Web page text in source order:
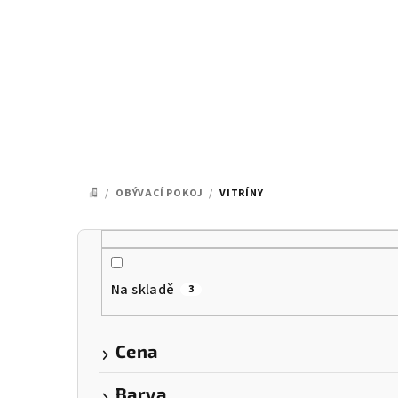
DOMŮ
/ OBÝVACÍ POKOJ / VITRÍNY
P
Na skladě 3
Cena
Barva